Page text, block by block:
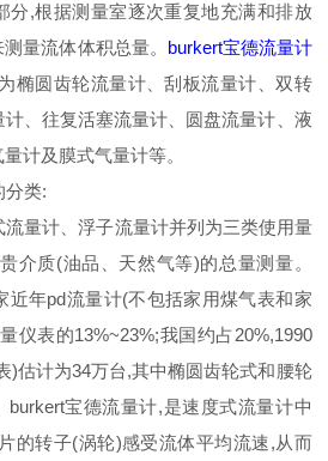
分,根据测量室逐次重复地充满和排放
量流体体积总量。 burkert宝德流量计
椭圆齿轮流量计、刮板流量计、双转
、往复活塞流量计、圆盘流量计、液
计及膜式气量计等。
分类:
量计、浮子流量计并列为三类使用量
介质(油品、天然气等)的总量测量。
近年pd流量计(不包括家用煤气表和家
仪表的13%~23%;我国约占20%,1990
)估计为34万台,其中椭圆齿轮式和腰轮
burkert宝德流量计,是速度式流量计中
的转子(涡轮)感受流体平均流速,从而